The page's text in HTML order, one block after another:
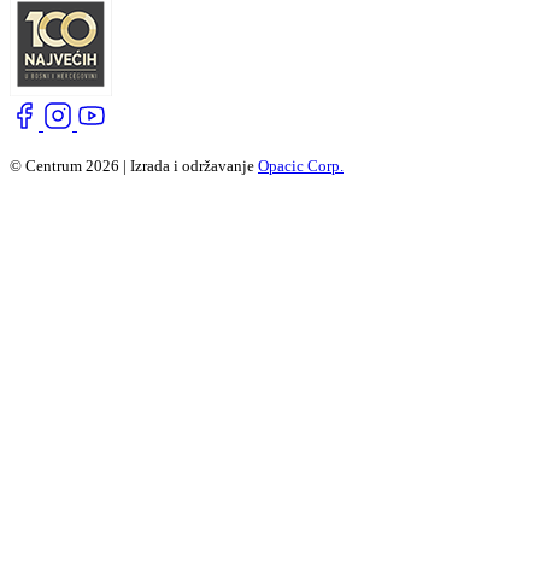
© Centrum 2026 | Izrada i održavanje Opacic Corp.